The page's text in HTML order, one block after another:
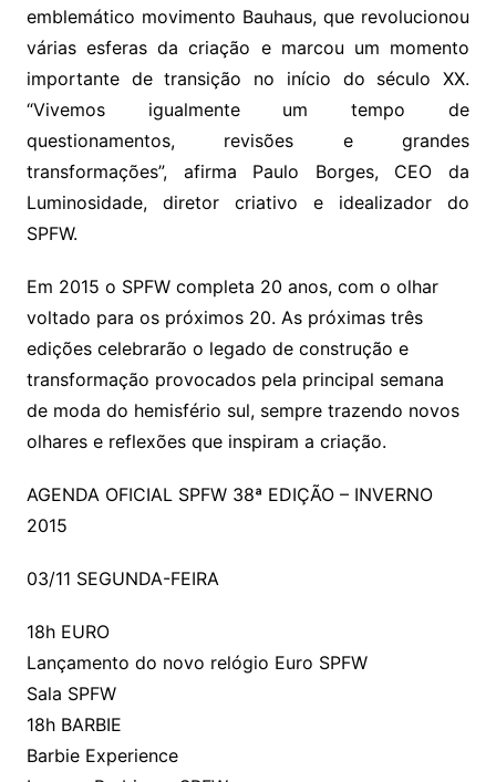
emblemático movimento Bauhaus, que revolucionou
várias esferas da criação e marcou um momento
importante de transição no início do século XX.
“Vivemos igualmente um tempo de
questionamentos, revisões e grandes
transformações”, afirma Paulo Borges, CEO da
Luminosidade, diretor criativo e idealizador do
SPFW.
Em 2015 o SPFW completa 20 anos, com o olhar
voltado para os próximos 20. As próximas três
edições celebrarão o legado de construção e
transformação provocados pela principal semana
de moda do hemisfério sul, sempre trazendo novos
olhares e reflexões que inspiram a criação.
AGENDA OFICIAL SPFW 38ª EDIÇÃO – INVERNO
2015
03/11 SEGUNDA-FEIRA
18h EURO
Lançamento do novo relógio Euro SPFW
Sala SPFW
18h BARBIE
Barbie Experience